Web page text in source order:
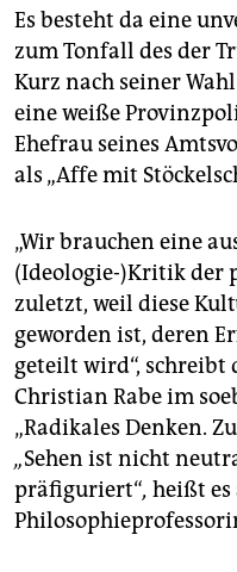
Es besteht da eine
zum Tonfall des der
Kurz nach seiner
eine weiße
Ehefrau seines
als „Affe mit
„Wir brauchen eine
(Ideologie-)Kritik der
zuletzt, weil diese
geworden ist, deren
geteilt wird“,
Christian Rabe im
„Radikales Denken.
„Sehen ist nicht
präfiguriert“, heißt es